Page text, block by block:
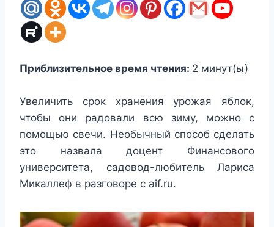
Приблизительное время чтения: 2 минут(ы)
Увеличить срок хранения урожая яблок,
чтобы они радовали всю зиму, можно с
помощью свечи. Необычный способ сделать
это назвала доцент Финансового
университета, садовод-любитель Лариса
Микаллеф в разговоре с aif.ru.